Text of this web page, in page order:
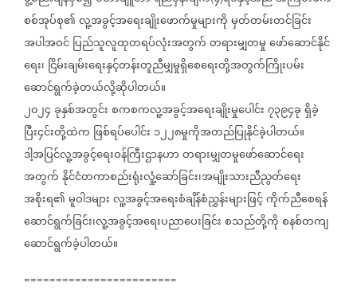
စစ်အုပ်စု၏လူ့အခွင့်အရေးချိုးဖောက်မှုများကိုမှတ်တမ်းတင်ခြင်း
အပါအဝင်ပြည်သူလူထုတရပ်လုံးအတွက်တရားမျှတမှု‌ဖော်ဆောင်နိုင်
ရေး၊ ငြိမ်းချမ်း‌ရေးနှင့်တန်းတူညီမျှမှုရှိ‌စေရေးတို့အတွက်ကြိုးပမ်း
ဆောင်ရွက်ခဲ့တယ်လို့ဆိုပါတယ်။
၂၀၂၄ခုနှစ်အတွင်းစကစကလူ့အခွင့်အရေးချိုးမှုပေါင်း၇၃၉၄ခုရှိခဲ့
ပြီး၄င်းတို့ထဲက ဖြစ်ရပ်ပေါင်း ၁၂၂၈မှုကိုအတည်ပြုနိုင်ခဲ့ပါတယ်။
ဒါ့အပြင်လူ့အခွင့်ရေးဝန်ကြီးဌာနဟာတရားမျှတမှုဖော်ဆောင်ရေး
အတွက်နိုင်ငံတကာစည်းရုံးလှုံ့ဆော်ခြင်း၊အမျိုးသားညီညွတ်ရေး
အစိုးရ၏မူဝါဒများလူ့အခွင့်အရေးစံချိန်စံညွှန်းများဖြင့်ကိုက်ညီစေရန်
ဆောင်ရွက်ခြင်း၊လူ့အခွင့်အရေးပညာပေးခြင်းစသည်တို့ကိုစနစ်တကျ
ဆောင်ရွက်‌ခဲ့ပါတယ်။
========================